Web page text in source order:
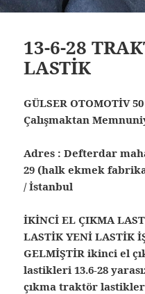
13-6-28
LASTİK
GÜLSER OTOMOTİV
Çalışmaktan
Adres : Defterdar
29 (halk ekmek
/ İstanbul
İKİNCİ EL ÇIKMA
LASTİK YENİ LASTİK
GELMİŞTİR ikinci el
lastikleri 13.6-28
çıkma traktör